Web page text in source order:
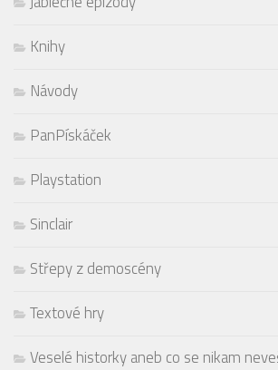
Knihy
Návody
PanPískáček
Playstation
Sinclair
Střepy z demoscény
Textové hry
Veselé historky aneb co se nikam